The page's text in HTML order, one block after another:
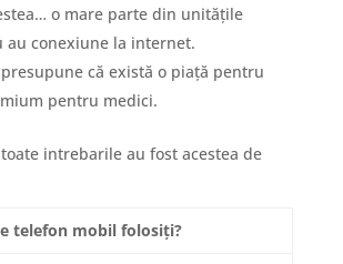
o mare parte din unitățile
au conexiune la internet.
că există o piață pentru
pentru medici.
intrebarile au fost acestea de
telefon mobil folosiți?